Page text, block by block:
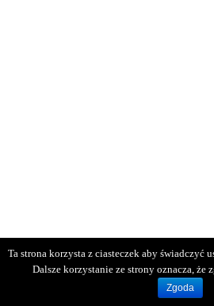
Ta strona korzysta z ciasteczek aby świadczyć
Dalsze korzystanie ze strony oznacza, że
Zgoda